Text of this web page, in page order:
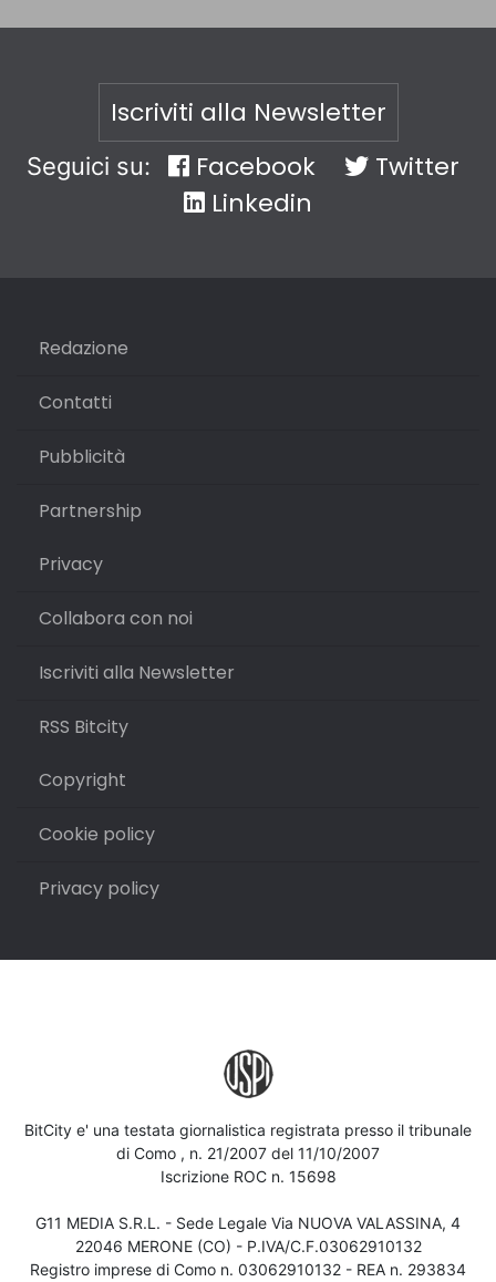
Iscriviti alla Newsletter
Seguici su: Facebook
Twitter
Linkedin
Redazione
Contatti
Pubblicità
Partnership
Privacy
Collabora con noi
Iscriviti alla Newsletter
RSS Bitcity
Copyright
Cookie policy
Privacy policy
BitCity e' una testata giornalistica registrata presso il tribunale
di Como , n. 21/2007 del 11/10/2007
Iscrizione ROC n. 15698
G11 MEDIA S.R.L. - Sede Legale Via NUOVA VALASSINA, 4
22046 MERONE (CO) - P.IVA/C.F.03062910132
Registro imprese di Como n. 03062910132 - REA n. 293834